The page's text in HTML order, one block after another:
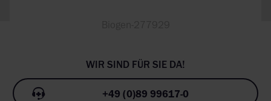
+49 (0)89 99617-0